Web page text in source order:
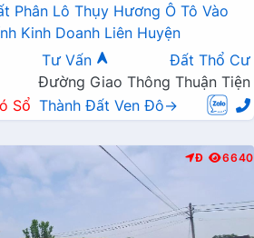
Phân Lô Thụy Hương Ô Tô Vào
Kinh Doanh Liên Huyện
Tư Vấn
Đất Thổ Cư
Đường Giao Thông Thuận Tiện
Sổ Thành Đất Ven Đô→
Đ 6640